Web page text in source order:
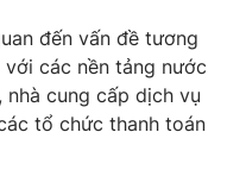
đến vấn đề tương
các nền tảng nước
nhà cung cấp dịch vụ
tổ chức thanh toán